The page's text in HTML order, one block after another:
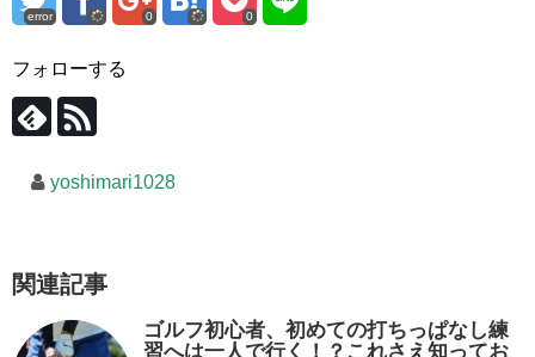
error 0 0
フォローする
yoshimari1028
関連記事
ゴルフ初心者、初めての打ちっぱなし練
習へは一人で行く！？これさえ知ってお